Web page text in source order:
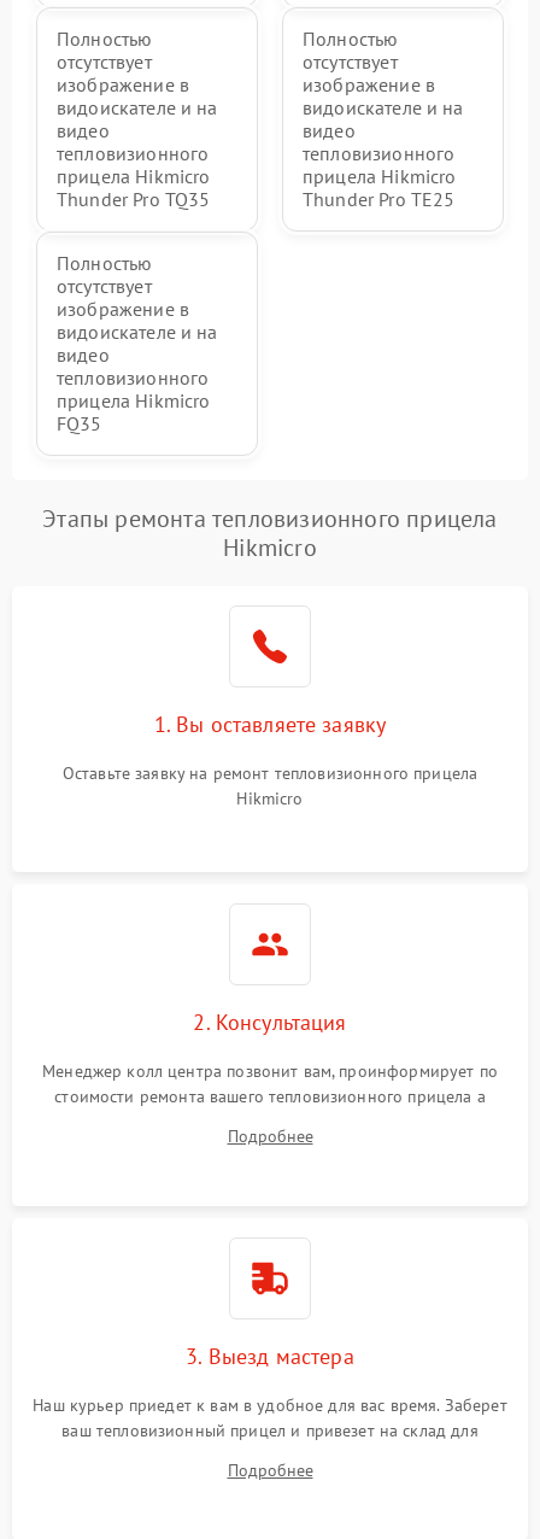
Полностью
отсутствует
изображение в
видоискателе и на
видео
тепловизионного
прицела Hikmicro
Thunder Pro TQ35
Полностью
отсутствует
изображение в
видоискателе и на
видео
тепловизионного
прицела Hikmicro
Thunder Pro TE25
Полностью
отсутствует
изображение в
видоискателе и на
видео
тепловизионного
прицела Hikmicro
FQ35
Этапы ремонта тепловизионного прицела
Hikmicro
1. Вы оставляете заявку
Оставьте заявку на ремонт тепловизионного прицела
Hikmicro
2. Консультация
Менеджер колл центра позвонит вам, проинформирует по
стоимости ремонта вашего тепловизионного прицела а
Подробнее
3. Выезд мастера
Наш курьер приедет к вам в удобное для вас время. Заберет
ваш тепловизионный прицел и привезет на склад для
Подробнее